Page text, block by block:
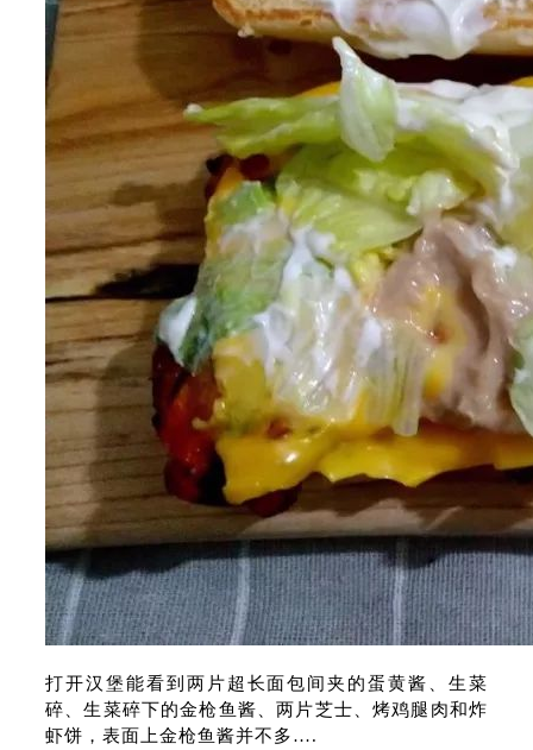
打开汉堡能看到两片超长面包间夹的蛋黄酱、生菜
碎、生菜碎下的金枪鱼酱、两片芝士、烤鸡腿肉和炸
虾饼，表面上金枪鱼酱并不多….